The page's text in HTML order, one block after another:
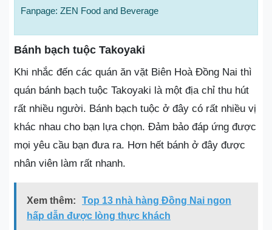
Fanpage: ZEN Food and Beverage
Bánh bạch tuộc Takoyaki
Khi nhắc đến các quán ăn vặt Biên Hoà Đồng Nai thì
quán bánh bạch tuộc Takoyaki là một địa chỉ thu hút
rất nhiều người. Bánh bạch tuộc ở đây có rất nhiều vị
khác nhau cho bạn lựa chọn. Đảm bảo đáp ứng được
mọi yêu cầu bạn đưa ra. Hơn hết bánh ở đây được
nhân viên làm rất nhanh.
Xem thêm:
Top 13 nhà hàng Đồng Nai ngon
hấp dẫn được lòng thực khách